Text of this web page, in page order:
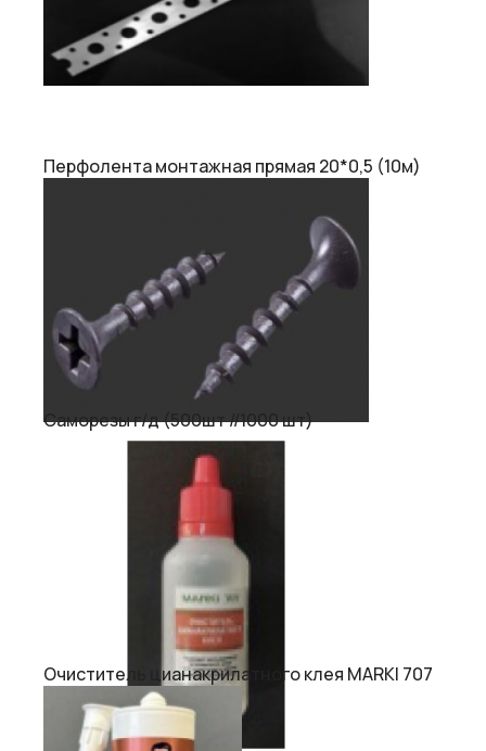
Перфолента монтажная прямая 20*0,5 (10м)
Саморезы г/д (500шт //1000 шт)
Очиститель цианакрилатного клея MARKI 707